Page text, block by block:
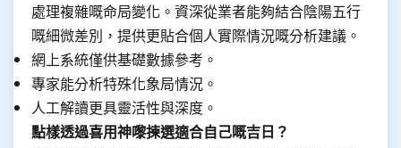
處理複雜嘅命局變化。資深從業者能夠結合陰陽五行
嘅細微差別，提供更貼合個人實際情況嘅分析建議。
網上系統僅供基礎數據參考。
專家能分析特殊化象局情況。
人工解讀更具靈活性與深度。
點樣透過喜用神嚟揀選適合自己嘅吉日？